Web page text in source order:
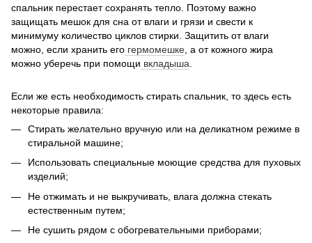
спальник перестает сохранять тепло. Поэтому важно
защищать мешок для сна от влаги и грязи и свести к
минимуму количество циклов стирки. Защитить от влаги
можно, если хранить его гермомешке , а от кожного жира
можно уберечь при помощи вкладыша
Если же есть необходимость стирать спальник, то здесь есть
некоторые правила:
Стирать желательно вручную или на деликатном режиме в
стиральной машине;
Использовать специальные моющие средства для пуховых
изделий;
Не отжимать и не выкручивать, влага должна стекать
естественным путем;
Не сушить рядом с обогревательными приборами;